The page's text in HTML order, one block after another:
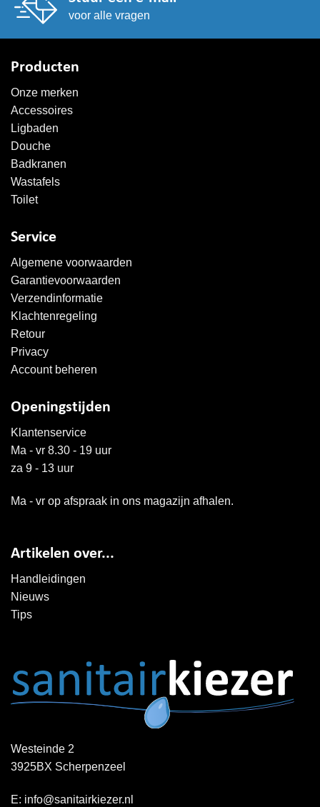
voor alle vragen
Producten
Onze merken
Accessoires
Ligbaden
Douche
Badkranen
Wastafels
Toilet
Service
Algemene voorwaarden
Garantievoorwaarden
Verzendinformatie
Klachtenregeling
Retour
Privacy
Account beheren
Openingstijden
Klantenservice
Ma - vr 8.30 - 19 uur
za 9 - 13 uur
Ma - vr op afspraak in ons magazijn afhalen.
Artikelen over...
Handleidingen
Nieuws
Tips
Westeinde 2
3925BX Scherpenzeel
E: info@sanitairkiezer.nl